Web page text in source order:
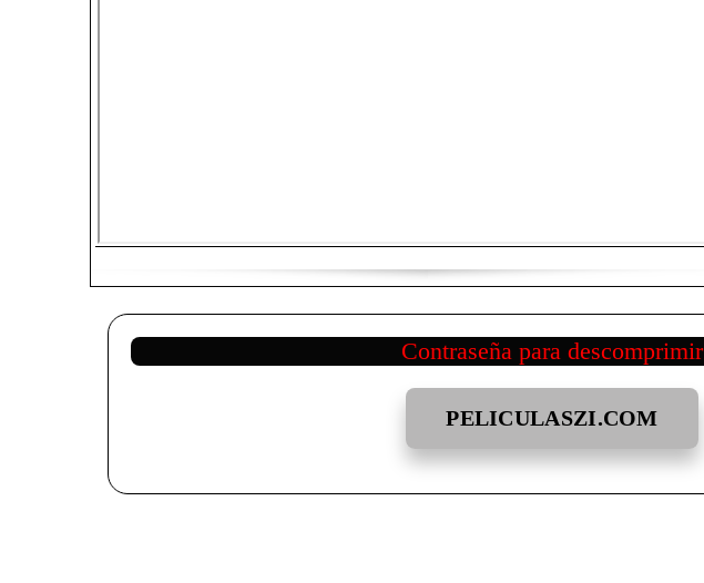
Contraseña para descomprimir
PELICULASZI.COM